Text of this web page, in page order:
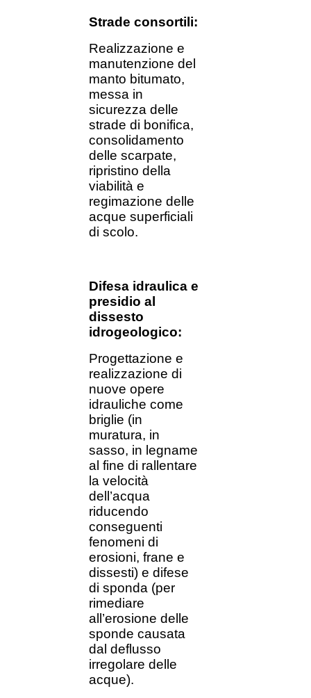
Strade consortili:
Realizzazione e
manutenzione del
manto bitumato,
messa in
sicurezza delle
strade di bonifica,
consolidamento
delle scarpate,
ripristino della
viabilità e
regimazione delle
acque superficiali
di scolo.
Difesa idraulica e
presidio al
dissesto
idrogeologico:
Progettazione e
realizzazione di
nuove opere
idrauliche come
briglie (in
muratura, in
sasso, in legname
al fine di rallentare
la velocità
dell’acqua
riducendo
conseguenti
fenomeni di
erosioni, frane e
dissesti) e difese
di sponda (per
rimediare
all’erosione delle
sponde causata
dal deflusso
irregolare delle
acque).